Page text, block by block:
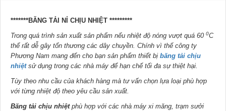
*******BĂNG TẢI NỈ CHỊU NHIỆT *********
Trong quá trình sản xuất sản phẩm nếu nhiệt độ nóng vượt quá 60 0C
thể rất dễ gây tổn thương các dây chuyền. Chính vì thế công ty
Phương Nam mang đến cho bạn sản phẩm thiết bị băng tải chịu
nhiệt sử dụng trong các nhà máy để hạn chế tối đa sự thiệt hại.
Tùy theo nhu cầu của khách hàng mà tư vấn chọn lựa loại phù hợp
với từng nhiệt độ theo yêu cầu sản xuất.
Băng tải chịu nhiệtphù hợp với các nhà máy xi măng, trạm sưởi